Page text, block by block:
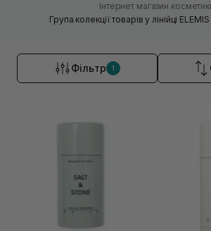
Інтернет магазин
Група колекції товарів у лінійці
Фільтр 1